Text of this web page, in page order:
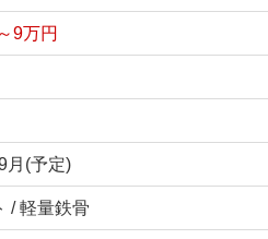
9万円
月(予定)
/ 軽量鉄骨